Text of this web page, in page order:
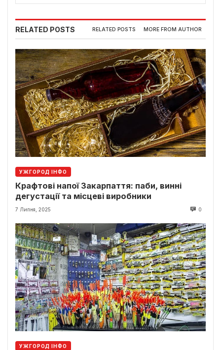
RELATED POSTS RELATED POSTS MORE FROM AUTHOR
УЖГОРОД ІНФО
Крафтові напої Закарпаття: паби, винні
дегустації та місцеві виробники
7 Липня, 2025 0
УЖГОРОД ІНФО